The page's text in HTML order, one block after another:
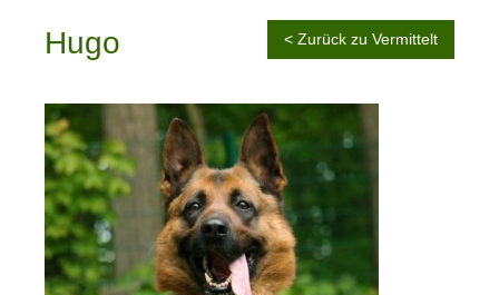
Hugo < Zurück zu Vermittelt